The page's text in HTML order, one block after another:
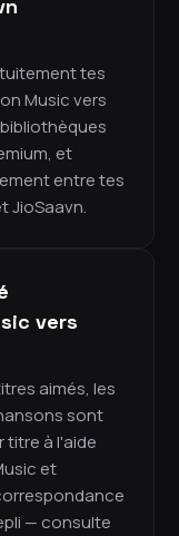
tes
Music vers
et
entre tes
JioSaavn.
vers
aimés, les
sont
titre à l'aide
et
— consulte